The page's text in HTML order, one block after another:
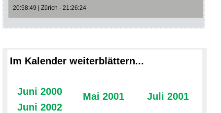
20:58:49 | Zürich - 21:26:24
Im Kalender weiterblättern...
Juni 2000
Juni 2002
Mai 2001 Juli 2001